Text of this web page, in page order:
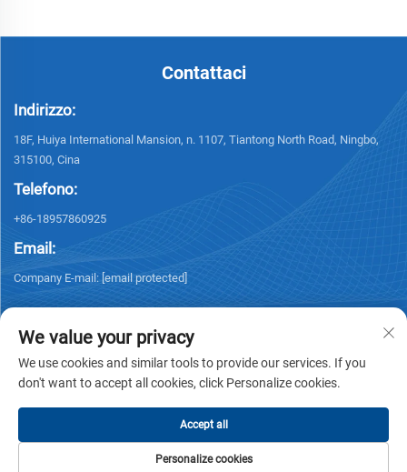
Contattaci
Indirizzo:
18F, Huiya International Mansion, n. 1107, Tiantong North Road, Ningbo,
315100, Cina
Telefono:
+86-18957860925
Email:
Company E-mail: [email protected]
Informativa sulla privacy
We value your privacy
We use cookies and similar tools to provide our services. If you
don't want to accept all cookies, click Personalize cookies.
Personalize cookies
Accept all